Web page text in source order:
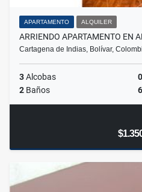
APARTAMENTO ALQUILER
ARRIENDO APARTAMENTO EN
Cartagena de Indias, Bolívar,
3Alcobas 0
2 Baños